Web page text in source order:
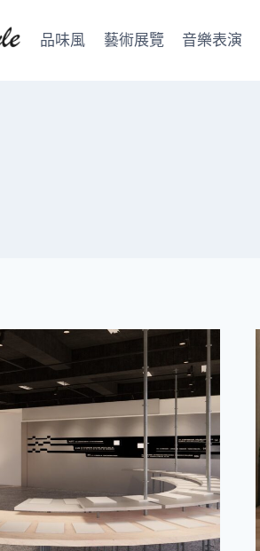
品味風 藝術展覽 音樂表演